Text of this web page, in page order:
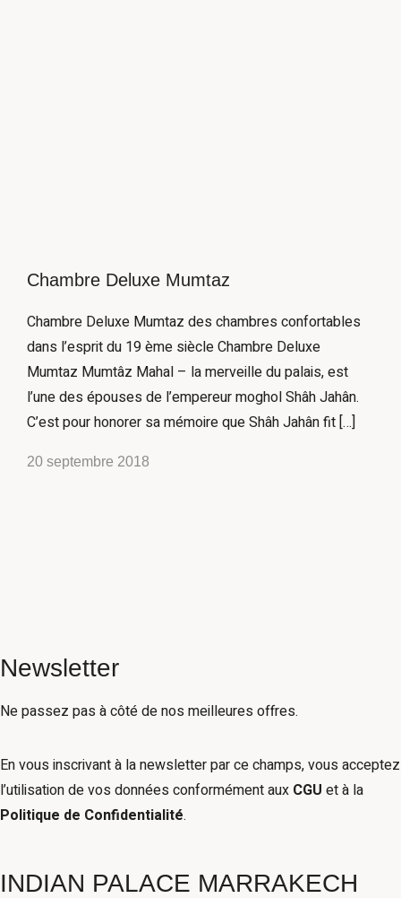
Chambre Deluxe Mumtaz
Chambre Deluxe Mumtaz des chambres confortables
dans l’esprit du 19 ème siècle Chambre Deluxe
Mumtaz Mumtâz Mahal – la merveille du palais, est
l’une des épouses de l’empereur moghol Shâh Jahân.
C’est pour honorer sa mémoire que Shâh Jahân fit […]
20 septembre 2018
Newsletter
Ne passez pas à côté de nos meilleures offres.
En vous inscrivant à la newsletter par ce champs, vous acceptez
l’utilisation de vos données conformément aux CGU et à la
Politique de Confidentialité.
INDIAN PALACE MARRAKECH